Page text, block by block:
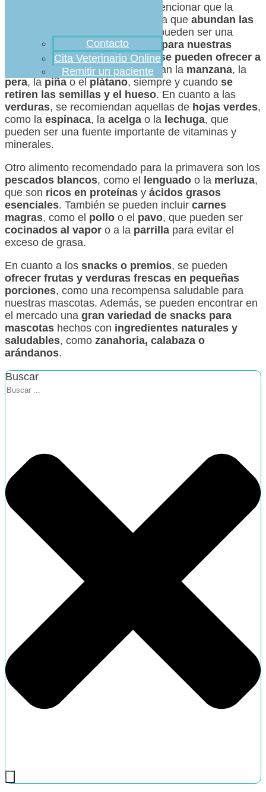
Contacto
Cita Veterinario Online
Remitir un paciente
En primer lugar, es importante mencionar que la
primavera es una temporada en la que abundan las
, que pueden ser una
excelente fuente de nutrientes para nuestras
mascotas . Entre lasfrutas que se pueden ofrecer a
nuestras mascotasse encuentran la manzana, la
pera, lapiñao elplátano, siempre y cuando se
retiren las semillas y el hueso. En cuanto a las
verduras, se recomiendan aquellas de hojas verdes,
como la espinaca, la acelga o la lechuga, que
pueden ser una fuente importante de vitaminas y
minerales.
Otro alimento recomendado para la primavera son los
pescados blancos, como el lenguado o la merluza,
que son ricos en proteínas y ácidos grasos
esenciales. También se pueden incluir carnes
magras, como el pollo o el pavo, que pueden ser
cocinados al vapor o a la parrilla para evitar el
exceso de grasa.
En cuanto a los snacks o premios, se pueden
ofrecer frutas y verduras frescas en pequeñas
porciones, como una recompensa saludable para
nuestras mascotas. Además, se pueden encontrar en
el mercado una gran variedad de snacks para
mascotas hechos con ingredientes naturales y
saludables, como zanahoria, calabaza o
arándanos.
Buscar